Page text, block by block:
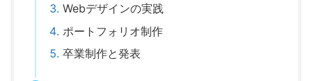
Webデザインの実践
ポートフォリオ制作
卒業制作と発表